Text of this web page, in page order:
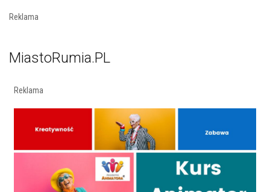
Reklama
MiastoRumia.PL
Reklama